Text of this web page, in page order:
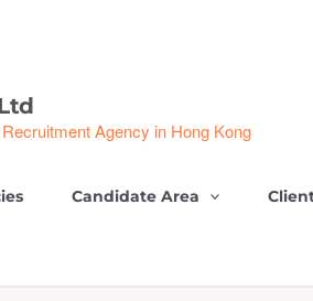
Agency in Hong Kong
Candidate Area